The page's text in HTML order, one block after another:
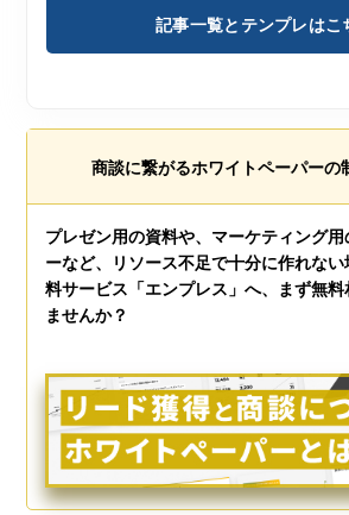
記事一覧とテンプレはこ
商談に繋がるホワイトペーパーの
プレゼン用の資料や、マーケティング
ーなど、リソース不足で十分に作れな
料サービス「エンプレス」へ、まず無
ませんか？